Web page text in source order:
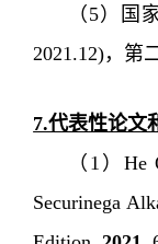
（5）国
2021.12)，第
7.代表性论文
（1）
Securinega